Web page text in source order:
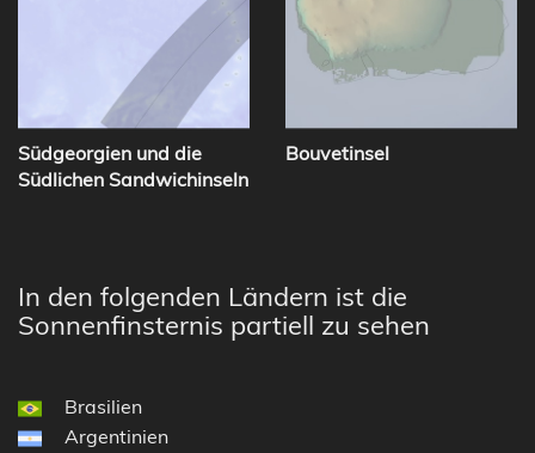
Südgeorgien und die
Südlichen Sandwichinseln
Bouvetinsel
In den folgenden Ländern ist die
Sonnenfinsternis partiell zu sehen
Brasilien
Argentinien